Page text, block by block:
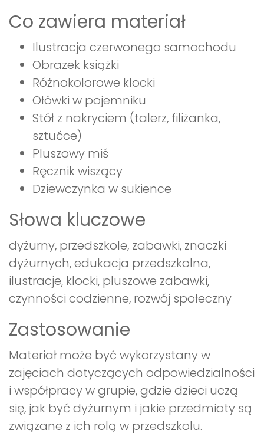
Co zawiera materiał
Ilustracja czerwonego samochodu
Obrazek książki
Różnokolorowe klocki
Ołówki w pojemniku
Stół z nakryciem (talerz, filiżanka,
sztućce)
Pluszowy miś
Ręcznik wiszący
Dziewczynka w sukience
Słowa kluczowe
dyżurny, przedszkole, zabawki, znaczki
dyżurnych, edukacja przedszkolna,
ilustracje, klocki, pluszowe zabawki,
czynności codzienne, rozwój społeczny
Zastosowanie
Materiał może być wykorzystany w
zajęciach dotyczących odpowiedzialności
i współpracy w grupie, gdzie dzieci uczą
się, jak być dyżurnym i jakie przedmioty są
związane z ich rolą w przedszkolu.